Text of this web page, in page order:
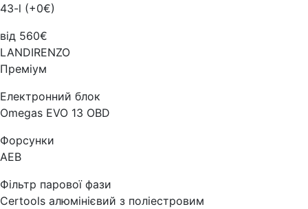
43-l (+0€)
від 560€
LANDIRENZO
Преміум
Електронний блок
Omegas EVO 13 OBD
Форсунки
AEB
Фільтр парової фази
Certools алюмінієвий з поліестровим